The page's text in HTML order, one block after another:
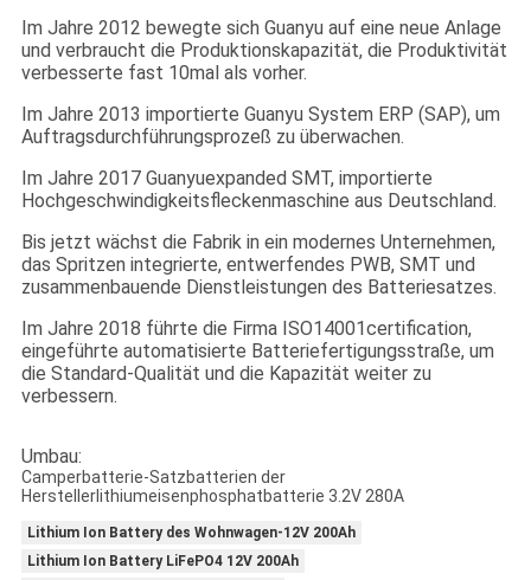
Im Jahre 2012 bewegte sich Guanyu auf eine neue Anlage
und verbraucht die Produktionskapazität, die Produktivität
verbesserte fast 10mal als vorher.
Im Jahre 2013 importierte Guanyu System ERP (SAP), um
Auftragsdurchführungsprozeß zu überwachen.
Im Jahre 2017 Guanyuexpanded SMT, importierte
Hochgeschwindigkeitsfleckenmaschine aus Deutschland.
Bis jetzt wächst die Fabrik in ein modernes Unternehmen,
das Spritzen integrierte, entwerfendes PWB, SMT und
zusammenbauende Dienstleistungen des Batteriesatzes.
Im Jahre 2018 führte die Firma ISO14001certification,
eingeführte automatisierte Batteriefertigungsstraße, um
die Standard-Qualität und die Kapazität weiter zu
verbessern.
Umbau:
Camperbatterie-Satzbatterien der
Herstellerlithiumeisenphosphatbatterie 3.2V 280A
Lithium Ion Battery des Wohnwagen-12V 200Ah
Lithium Ion Battery LiFePO4 12V 200Ah